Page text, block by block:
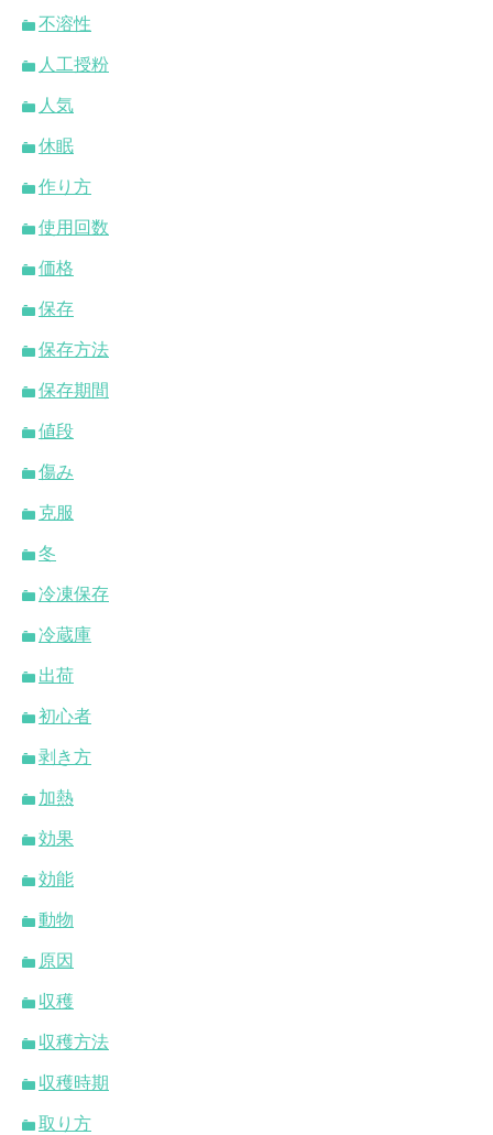
不溶性
人工授粉
人気
休眠
作り方
使用回数
価格
保存
保存方法
保存期間
値段
傷み
克服
冬
冷凍保存
冷蔵庫
出荷
初心者
剥き方
加熱
効果
効能
動物
原因
収穫
収穫方法
収穫時期
取り方